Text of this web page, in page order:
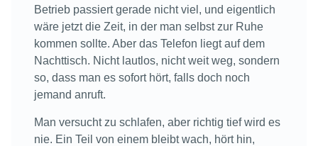
Betrieb passiert gerade nicht viel, und eigentlich
wäre jetzt die Zeit, in der man selbst zur Ruhe
kommen sollte. Aber das Telefon liegt auf dem
Nachttisch. Nicht lautlos, nicht weit weg, sondern
so, dass man es sofort hört, falls doch noch
jemand anruft.
Man versucht zu schlafen, aber richtig tief wird es
nie. Ein Teil von einem bleibt wach, hört hin,